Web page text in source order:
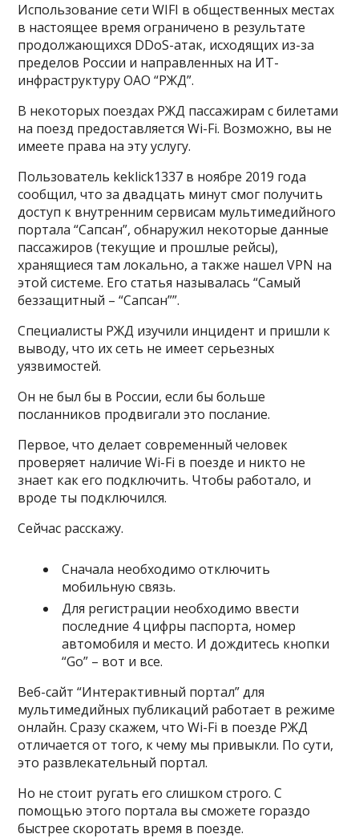
Использование сети WIFI в общественных местах
в настоящее время ограничено в результате
продолжающихся DDoS-атак, исходящих из-за
пределов России и направленных на ИТ-
инфраструктуру ОАО “РЖД”.
В некоторых поездах РЖД пассажирам с билетами
на поезд предоставляется Wi-Fi. Возможно, вы не
имеете права на эту услугу.
Пользователь keklick1337 в ноябре 2019 года
сообщил, что за двадцать минут смог получить
доступ к внутренним сервисам мультимедийного
портала “Сапсан”, обнаружил некоторые данные
пассажиров (текущие и прошлые рейсы),
хранящиеся там локально, а также нашел VPN на
этой системе. Его статья называлась “Самый
беззащитный – “Сапсан””.
Специалисты РЖД изучили инцидент и пришли к
выводу, что их сеть не имеет серьезных
уязвимостей.
Он не был бы в России, если бы больше
посланников продвигали это послание.
Первое, что делает современный человек
проверяет наличие Wi-Fi в поезде и никто не
знает как его подключить. Чтобы работало, и
вроде ты подключился.
Сейчас расскажу.
Сначала необходимо отключить
мобильную связь.
Для регистрации необходимо ввести
последние 4 цифры паспорта, номер
автомобиля и место. И дождитесь кнопки
“Go” – вот и все.
Веб-сайт “Интерактивный портал” для
мультимедийных публикаций работает в режиме
онлайн. Сразу скажем, что Wi-Fi в поезде РЖД
отличается от того, к чему мы привыкли. По сути,
это развлекательный портал.
Но не стоит ругать его слишком строго. С
помощью этого портала вы сможете гораздо
быстрее скоротать время в поезде.